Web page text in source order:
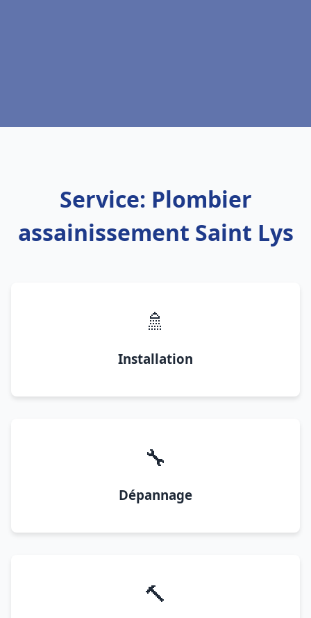
Service: Plombier
assainissement Saint Lys
🚿
Installation
🔧
Dépannage
🔨